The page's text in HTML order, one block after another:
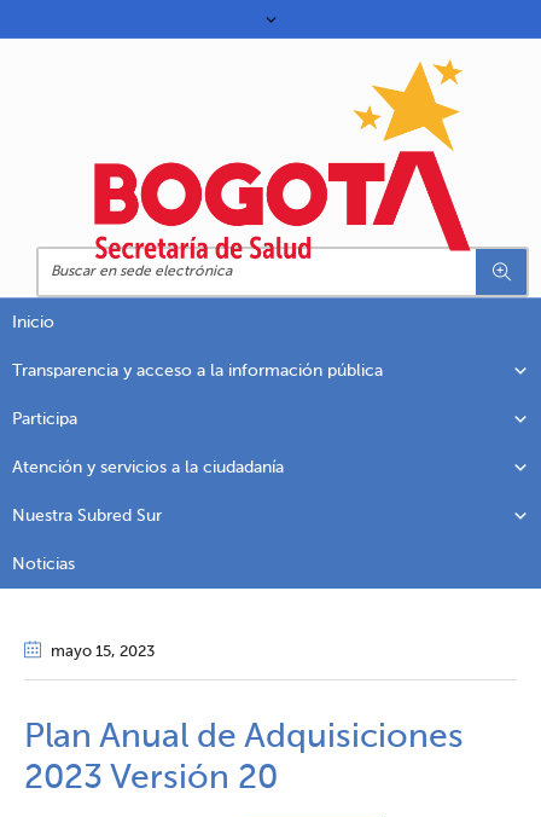
Inicio
Transparencia y acceso a la información pública
Participa
Atención y servicios a la ciudadanía
Nuestra Subred Sur
Noticias
mayo 15, 2023
Plan Anual de Adquisiciones
2023 Versión 20